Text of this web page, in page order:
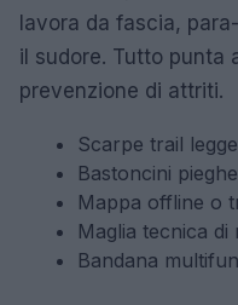
lavora da fascia,
il sudore. Tutto punta
prevenzione di attriti.
Scarpe trail
Bastoncini
Mappa offline o
Maglia tecnica di
Bandana